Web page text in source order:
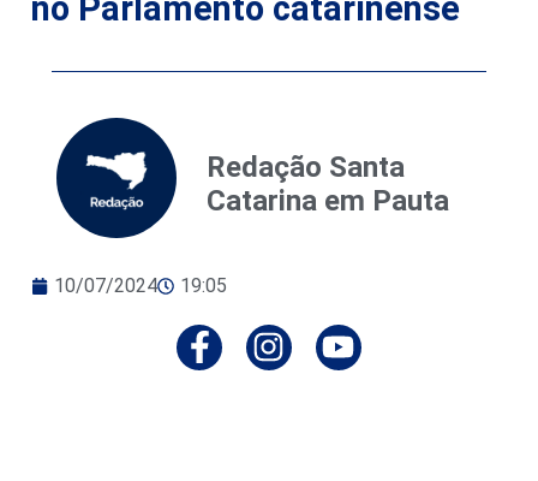
Redação Santa
Catarina em Pauta
10/07/2024 19:05